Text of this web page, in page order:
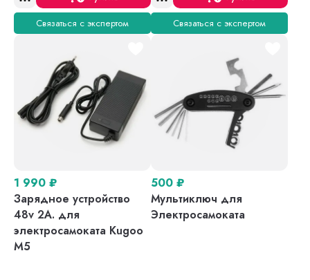
Связаться с экспертом Связаться с экспертом
1 990 ₽
Зарядное устройство
48v 2A. для
электросамоката Kugoo
M5
500 ₽
Мультиключ для
Электросамоката